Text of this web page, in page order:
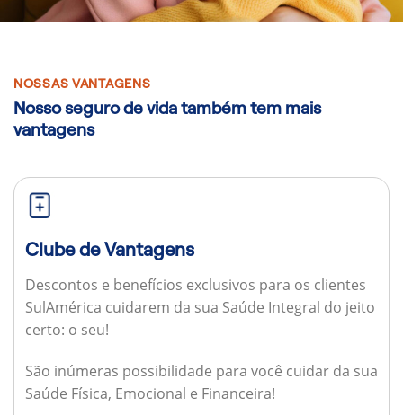
NOSSAS VANTAGENS
Nosso seguro de vida também tem mais
vantagens
Clube de Vantagens
Descontos e benefícios exclusivos para os clientes
SulAmérica cuidarem da sua Saúde Integral do jeito
certo: o seu!
São inúmeras possibilidade para você cuidar da sua
Saúde Física, Emocional e Financeira!